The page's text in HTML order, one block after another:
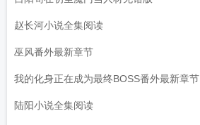
赵长河小说全集阅读
巫风番外最新章节
我的化身正在成为最终BOSS番外最新章节
陆阳小说全集阅读